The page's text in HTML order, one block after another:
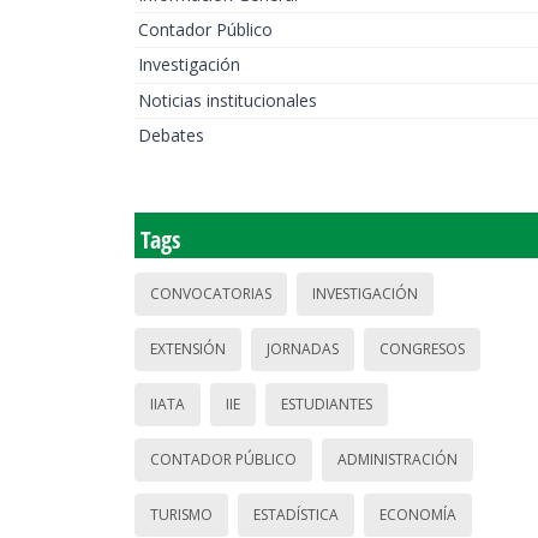
Contador Público
Investigación
Noticias institucionales
Debates
Tags
CONVOCATORIAS INVESTIGACIÓN
EXTENSIÓN JORNADAS CONGRESOS
IIATA IIE ESTUDIANTES
CONTADOR PÚBLICO ADMINISTRACIÓN
TURISMO ESTADÍSTICA ECONOMÍA